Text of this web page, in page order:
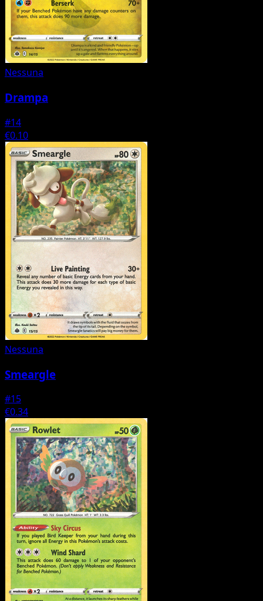
Nessuna
Drampa
#14
€0.10
Nessuna
Smeargle
#15
€0.34